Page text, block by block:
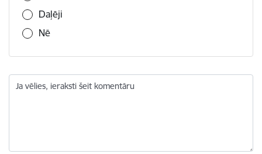
Daļēji
Nē
Ja vēlies, ieraksti šeit komentāru